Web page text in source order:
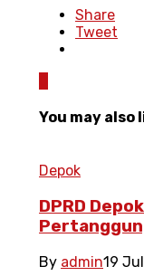
Share
Tweet
You may also
Depok
DPRD
By admin19